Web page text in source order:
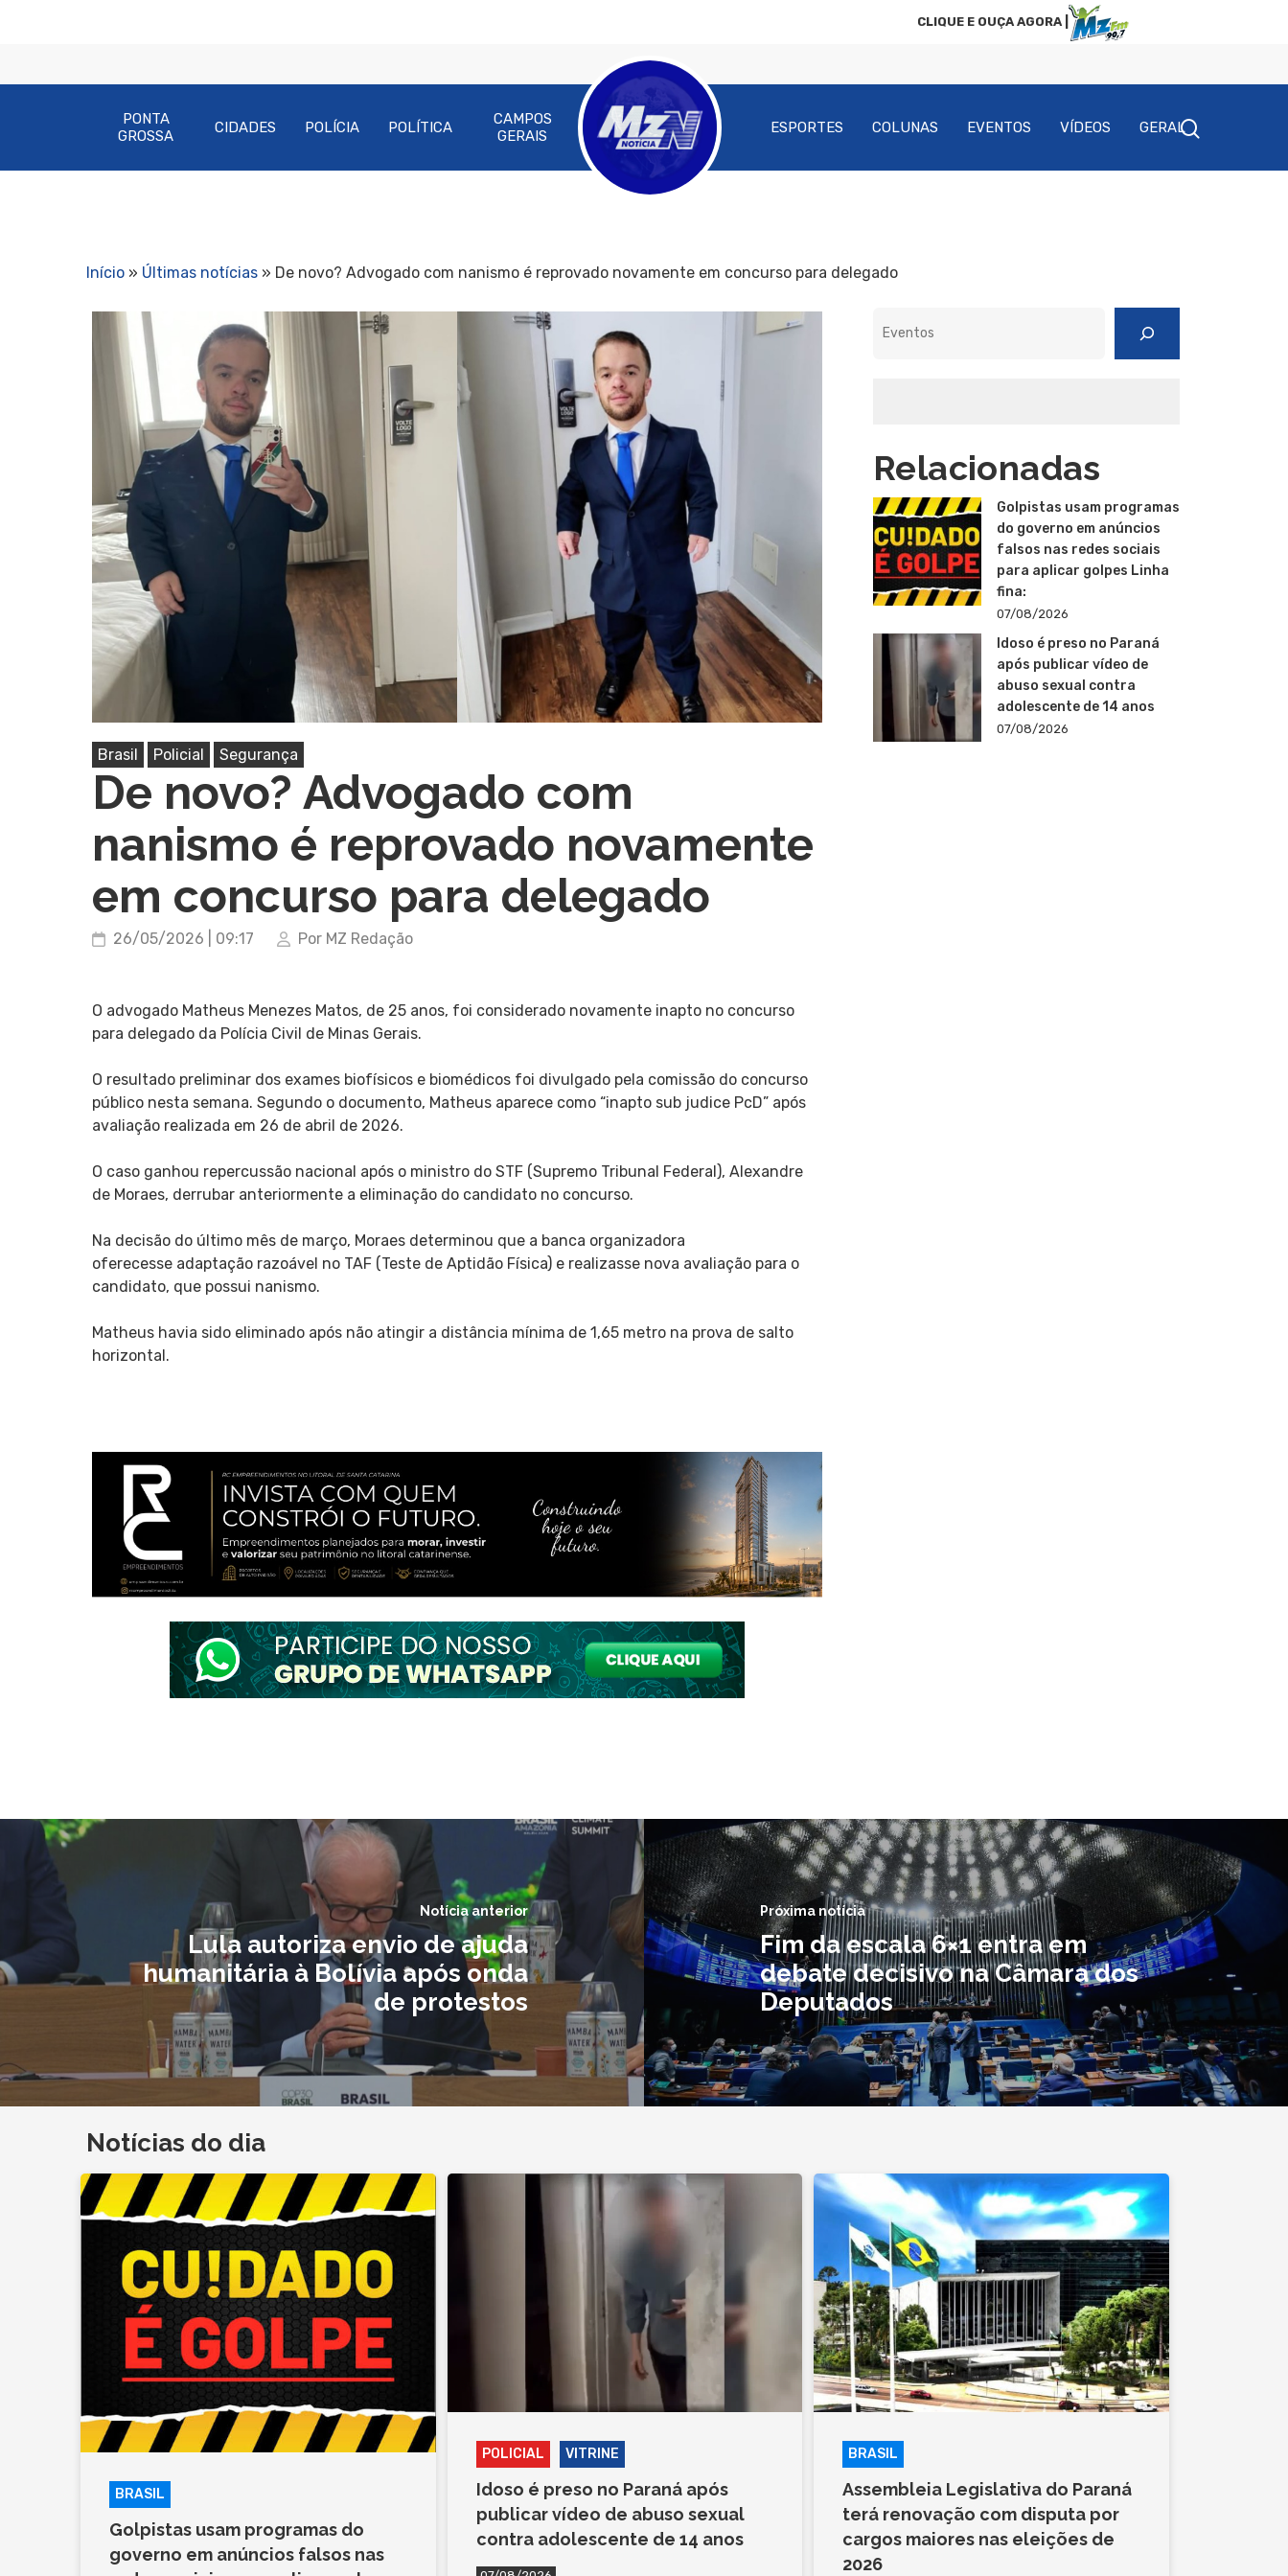
CLIQUE E OUÇA AGORA |
Pressione Enter para pesquisar ou ESC para fechar
PONTA
GROSSA
CIDADES POLÍCIA POLÍTICA
CAMPOS
GERAIS
ESPORTES COLUNAS EVENTOS VÍDEOS GERAL
Início » Últimas notícias » De novo? Advogado com nanismo é reprovado novamente em concurso para delegado
Brasil Policial Segurança
De novo? Advogado com
nanismo é reprovado novamente
em concurso para delegado
26/05/2026 | 09:17 Por MZ Redação
O advogado Matheus Menezes Matos, de 25 anos, foi considerado novamente inapto no concurso
para delegado da Polícia Civil de Minas Gerais.
O resultado preliminar dos exames biofísicos e biomédicos foi divulgado pela comissão do concurso
público nesta semana. Segundo o documento, Matheus aparece como “inapto sub judice PcD” após
avaliação realizada em 26 de abril de 2026.
O caso ganhou repercussão nacional após o ministro do STF (Supremo Tribunal Federal), Alexandre
de Moraes, derrubar anteriormente a eliminação do candidato no concurso.
Na decisão do último mês de março, Moraes determinou que a banca organizadora
oferecesse adaptação razoável no TAF (Teste de Aptidão Física) e realizasse nova avaliação para o
candidato, que possui nanismo.
Matheus havia sido eliminado após não atingir a distância mínima de 1,65 metro na prova de salto
horizontal.
Relacionadas
Golpistas usam programas
do governo em anúncios
falsos nas redes sociais
para aplicar golpes Linha
fina:
07/08/2026
Idoso é preso no Paraná
após publicar vídeo de
abuso sexual contra
adolescente de 14 anos
07/08/2026
Notícia anterior
Lula autoriza envio de ajuda
humanitária à Bolívia após onda
de protestos
Próxima notícia
Fim da escala 6×1 entra em
debate decisivo na Câmara dos
Deputados
Notícias do dia
BRASIL
Golpistas usam programas do
governo em anúncios falsos nas
POLICIAL VITRINE
Idoso é preso no Paraná após
publicar vídeo de abuso sexual
contra adolescente de 14 anos
BRASIL
Assembleia Legislativa do Paraná
terá renovação com disputa por
cargos maiores nas eleições de
2026